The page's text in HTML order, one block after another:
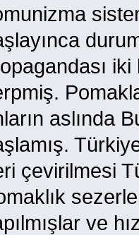
iki
aslında
çevirilmesi
ve